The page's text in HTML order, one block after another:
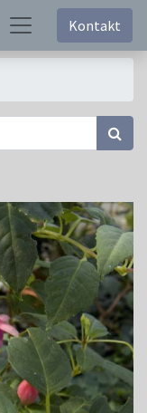
Kontakt